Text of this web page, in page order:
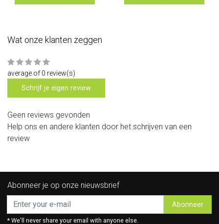
Wat onze klanten zeggen
average of 0 review(s)
Schrijf je eigen review
Geen reviews gevonden
Help ons en andere klanten door het schrijven van een
review
Abonneer je op onze nieuwsbrief
Abonneer
* We'll never share your email with anyone else.